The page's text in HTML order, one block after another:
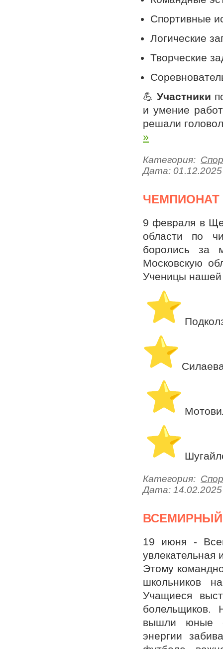
Спортивные
Логические
Творческие
💪Участники
и умение
решали
»
Категория:
Дата: 01.12.2025
ЧЕМПИОНАТ
9 февраля в
области по
боролись за
Московскую
Ученицы
Категория:
Дата: 14.02.2025
ВСЕМИРНЫЙ
19 июня -
увлекательная
Этому
школьников
Учащиеся
болельщиков.
вышли юные
энергии